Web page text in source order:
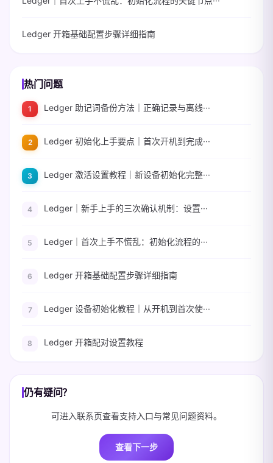
Ledger 开箱基础配置步骤详细指南
热门问题
Ledger 助记词备份方法｜正确记录与离线···
Ledger 初始化上手要点｜首次开机到完成···
Ledger 激活设置教程｜新设备初始化完整···
Ledger｜新手上手的三次确认机制：设置···
Ledger｜首次上手不慌乱：初始化流程的···
Ledger 开箱基础配置步骤详细指南
Ledger 设备初始化教程｜从开机到首次使···
Ledger 开箱配对设置教程
仍有疑问？
可进入联系页查看支持入口与常见问题资料。
查看下一步